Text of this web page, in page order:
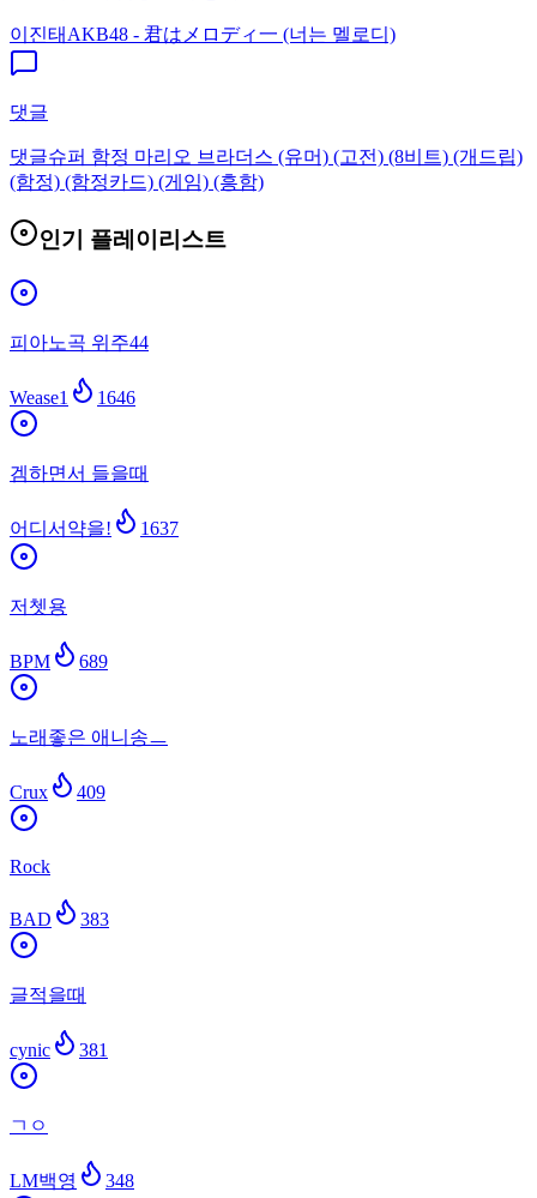
이진태 AKB48 - 君はメロディ一 (너는 멜로디)
댓글
댓글슈퍼 함정 마리오 브라더스 (유머) (고전) (8비트) (개드립)
(함정) (함정카드) (게임) (흥함)
인기 플레이리스트
피아노곡 위주44
Wease1 1646
겜하면서 들을때
어디서약을! 1637
저쳇용
BPM 689
노래좋은 애니송ㅡ
Crux 409
Rock
BAD 383
글적을때
cynic 381
ㄱㅇ
LM백영 348